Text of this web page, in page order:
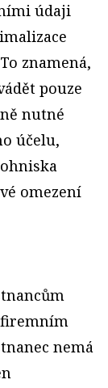
údaji
znamená,
pouze
nutné
účelu,
omezení
firemním
nemá